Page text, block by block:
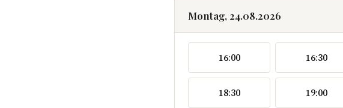
Montag, 24.08.2026
16:00 16:30
18:30 19:00